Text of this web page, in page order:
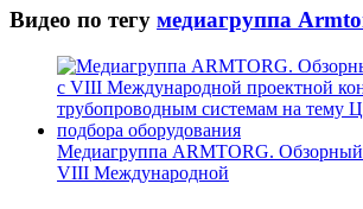
Видео по тегу медиагруппа
Медиагруппа ARMTORG. Обзорный
VIII Международной